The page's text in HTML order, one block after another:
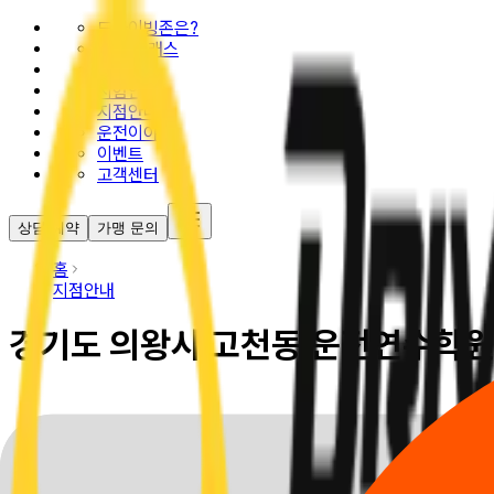
드라이빙존은?
추천 클래스
시험안내
지점안내
운전이야기
이벤트
고객센터
상담 예약 가맹 문의
홈
지점안내
경기도 의왕시 고천동 운전연수학원